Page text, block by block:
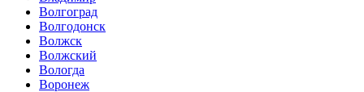
Волгоград
Волгодонск
Волжск
Волжский
Вологда
Воронеж